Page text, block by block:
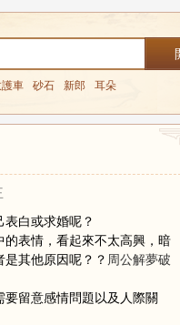
車 砂石 新郎 耳朵
白或求婚呢？
表情，看起來不太高興，暗
是其他原因呢？？ 周公解夢破
留意感情問題以及人際關